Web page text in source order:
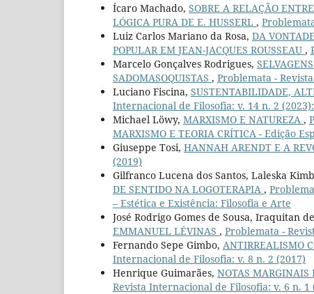
Ícaro Machado, SOBRE A RELAÇÃO
LÓGICA PURA DE E. HUSSERL ,
Luiz Carlos Mariano da Rosa, DA
POPULAR EM JEAN-JACQUES ROUSSEAU ,
Marcelo Gonçalves Rodrigues,
SADOMASOQUISTAS , Problemata -
Luciano Fiscina, SUSTENTABILIDADE,
Internacional de Filosofia: v. 14 n. 2
Michael Löwy, MARXISMO E NATUREZA ,
MARXISMO E TEORIA CRÍTICA - Edição
Giuseppe Tosi, HANNAH ARENDT E A
(2019)
Gilfranco Lucena dos Santos, Laleska
DE SENTIDO NA LOGOTERAPIA ,
– Estética e Existência: Filosofia e Arte
José Rodrigo Gomes de Sousa, Iraquitan
EMMANUEL LÉVINAS , Problemata -
Fernando Sepe Gimbo, ANTIRREALISMO
Internacional de Filosofia: v. 8 n. 2 (2017)
Henrique Guimarães, NOTAS MARGINAIS
Revista Internacional de Filosofia: v. 6 n.